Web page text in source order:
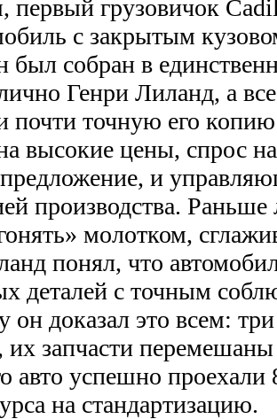
первый грузовичок
с закрытым
был собран в
Генри Лиланд, а
почти точную его
высокие цены, спрос
и
производства.
молотком,
понял, что
деталей с точным
он доказал это всем:
их запчасти
авто успешно
на стандартизацию.